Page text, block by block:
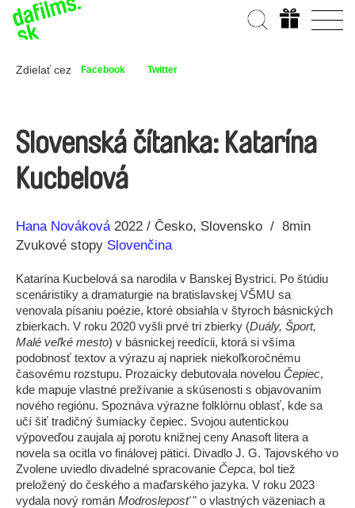
Zdielať cez Facebook Twitter
Slovenská čítanka: Katarína
Kucbelová
Réžia
Hana Nováková
Rok
výroby
2022 Česko Slovensko
8min
Zvukové stopy Slovenčina
Katarína Kucbelová sa narodila v Banskej Bystrici. Po štúdiu
scenáristiky a dramaturgie na bratislavskej VŠMU sa
venovala písaniu poézie, ktoré obsiahla v štyroch básnických
zbierkach. V roku 2020 vyšli prvé tri zbierky (Duály, Šport,
Malé veľké mesto) v básnickej reedícii, ktorá si všíma
podobnosť textov a výrazu aj napriek niekoľkoročnému
časovému rozstupu. Prozaicky debutovala novelou Čepiec,
kde mapuje vlastné prežívanie a skúsenosti s objavovaním
nového regiónu. Spoznáva výrazne folklórnu oblasť, kde sa
učí šiť tradičný šumiacky čepiec. Svojou autentickou
výpoveďou zaujala aj porotu knižnej ceny Anasoft litera a
novela sa ocitla vo finálovej pätici. Divadlo J. G. Tajovského vo
Zvolene uviedlo divadelné spracovanie Čepca, bol tiež
preložený do českého a maďarského jazyka. V roku 2023
vydala nový román Modrosleposť" o vlastných väzeniach a